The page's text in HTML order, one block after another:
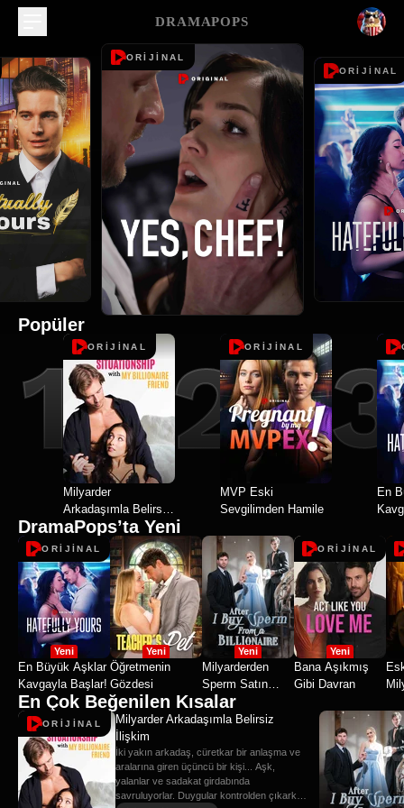
DRAMAPOPS
ORİJİNAL
ORİJİNAL
Popüler
ORİJİNAL
Milyarder
Arkadaşımla Belirsiz
İlişkim
ORİJİNAL
MVP Eski
Sevgilimden Hamile
En
DramaPops’ta Yeni
ORİJİNAL
Yeni
En Büyük Aşklar
Kavgayla Başlar!
Yeni
Öğretmenin
Gözdesi
Yeni
Milyarderden
Sperm Satın
Aldıktan Sonra
ORİJİNAL
Yeni
Bana Aşıkmış
Gibi Davran
En Çok Beğenilen Kısalar
ORİJİNAL
Milyarder Arkadaşımla Belirsiz
İlişkim
İki yakın arkadaş, cüretkar bir anlaşma ve
aralarına giren üçüncü bir kişi... Aşk,
yalanlar ve sadakat girdabında
savruluyorlar. Duygular kontrolden çıkarken